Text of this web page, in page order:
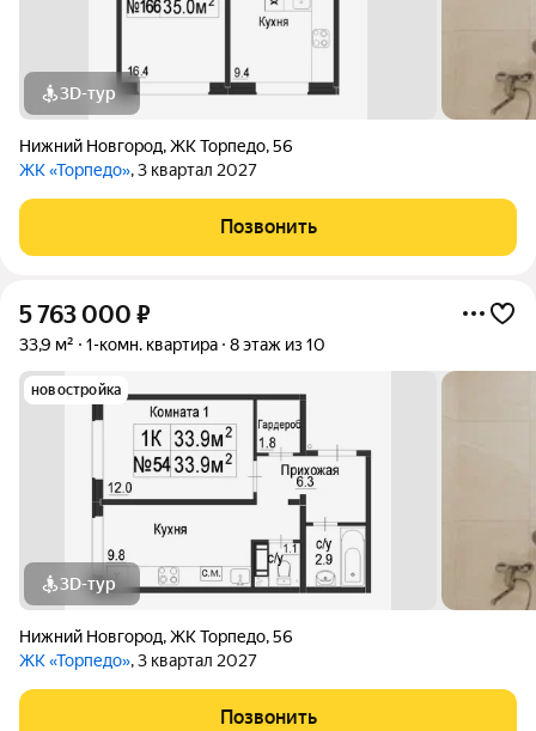
3D-тур
Нижний Новгород,ЖК Торпедо,56
ЖК «Торпедо», 3 квартал 2027
Позвонить
5 763 000 ₽
33,9 м² 1-комн. квартира 8 этаж из 10
новостройка
3D-тур
Нижний Новгород,ЖК Торпедо,56
ЖК «Торпедо», 3 квартал 2027
Позвонить